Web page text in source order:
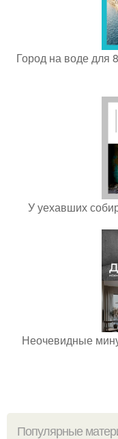
Город на воде для
У уехавших
Неочевидные
Популярные